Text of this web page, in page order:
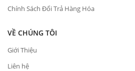
Chính Sách Đổi Trả Hàng Hóa
VỀ CHÚNG TÔI
Giới Thiệu
Liên hệ